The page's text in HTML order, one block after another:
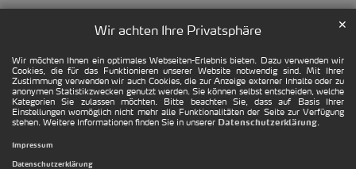
Wir achten Ihre Privatsphäre
Wir möchten Ihnen ein optimales Webseiten-Erlebnis bieten. Dazu verwenden wir
Cookies, die für das Funktionieren unserer Website notwendig sind. Mit Ihrer
Zustimmung verwenden wir auch Cookies, die zur Anzeige externer Inhalte oder zu
anonymen Statistikzwecken genutzt werden. Sie können selbst entscheiden, welche
Kategorien Sie zulassen möchten. Bitte beachten Sie, dass auf Basis Ihrer
Einstellungen womöglich nicht mehr alle Funktionalitäten der Seite zur Verfügung
stehen. Weitere Informationen finden Sie in unserer Datenschutzerklärung.
✕
Impressum
Datenschutzerklärung